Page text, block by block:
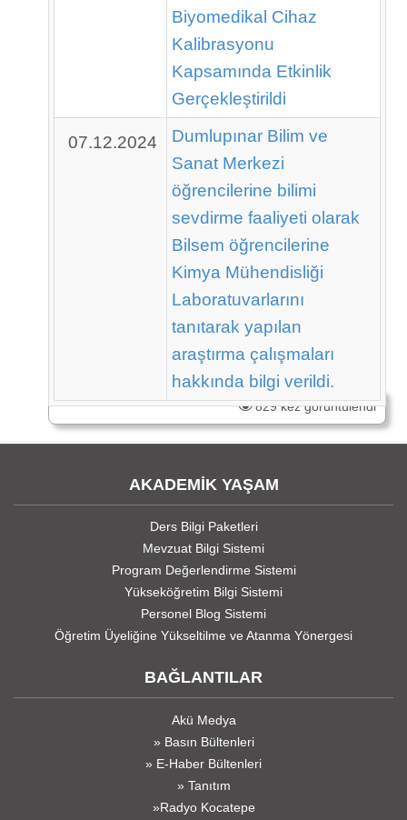
Biyomedikal Cihaz
Kalibrasyonu
Kapsamında Etkinlik
Gerçekleştirildi
07.12.2024
Dumlupınar Bilim ve
Sanat Merkezi
öğrencilerine bilimi
sevdirme faaliyeti olarak
Bilsem öğrencilerine
Kimya Mühendisliği
Laboratuvarlarını
tanıtarak yapılan
araştırma çalışmaları
hakkında bilgi verildi.
829 kez görüntülendi
AKADEMİK YAŞAM
Ders Bilgi Paketleri
Mevzuat Bilgi Sistemi
Program Değerlendirme Sistemi
Yükseköğretim Bilgi Sistemi
Personel Blog Sistemi
Öğretim Üyeliğine Yükseltilme ve Atanma Yönergesi
BAĞLANTILAR
Akü Medya
» Basın Bültenleri
» E-Haber Bültenleri
» Tanıtım
»Radyo Kocatepe